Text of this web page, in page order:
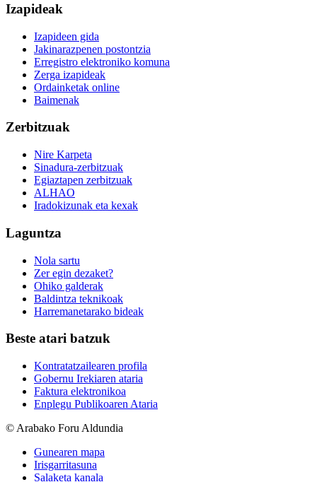
Izapideak
Izapideen gida
Jakinarazpenen postontzia
Erregistro elektroniko komuna
Zerga izapideak
Ordainketak online
Baimenak
Zerbitzuak
Nire Karpeta
Sinadura-zerbitzuak
Egiaztapen zerbitzuak
ALHAO
Iradokizunak eta kexak
Laguntza
Nola sartu
Zer egin dezaket?
Ohiko galderak
Baldintza teknikoak
Harremanetarako bideak
Beste atari batzuk
Kontratatzailearen profila
Gobernu Irekiaren ataria
Faktura elektronikoa
Enplegu Publikoaren Ataria
© Arabako Foru Aldundia
Gunearen mapa
Irisgarritasuna
Salaketa kanala